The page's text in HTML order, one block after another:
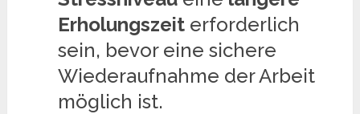
Erholungszeiterforderlich
sein, bevor eine sichere
Wiederaufnahme der Arbeit
möglich ist.